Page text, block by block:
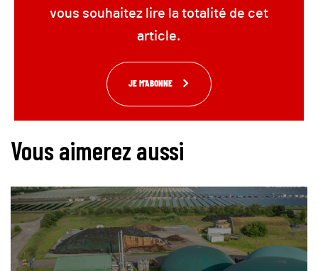
vous souhaitez lire la totalité de cet
article.
JE M'ABONNE
Vous aimerez aussi